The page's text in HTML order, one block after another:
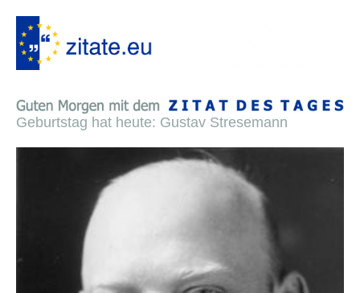
Geburtstag hat heute: Gustav Stresemann